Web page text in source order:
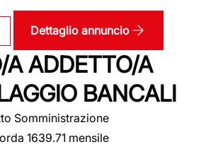
Dettaglio annuncio
A ADDETTO/A
BANCALI
Somministrazione
1639.71 mensile